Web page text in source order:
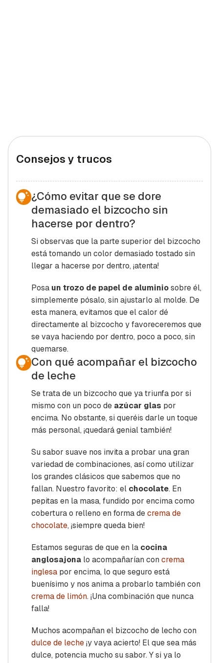
Consejos y trucos
¿Cómo evitar que se dore
demasiado el bizcocho sin
hacerse por dentro?
Si observas que la parte superior del bizcocho
está tomando un color demasiado tostado sin
llegar a hacerse por dentro, ¡atenta!
Posa un trozo de papel de aluminiosobre él,
simplemente pósalo, sin ajustarlo al molde. De
esta manera, evitamos que el calor dé
directamente al bizcocho y favoreceremos que
se vaya haciendo por dentro, poco a poco, sin
quemarse.
Con qué acompañar el bizcocho
de leche
Se trata de un bizcocho que ya triunfa por si
mismo con un poco de azúcar glas por
encima. No obstante, si queréis darle un toque
más personal, ¡quedará genial también!
Su sabor suave nos invita a probar una gran
variedad de combinaciones, así como utilizar
los grandes clásicos que sabemos que no
fallan. Nuestro favorito: el chocolate. En
pepitas en la masa, fundido por encima como
cobertura o relleno en forma decrema de
chocolate, ¡siempre queda bien!
Estamos seguras de que en la cocina
anglosajona lo acompañarían con crema
inglesa por encima, lo que seguro está
buenísimo y nos anima a probarlo también con
crema de limón. ¡Una combinación que nunca
falla!
Muchos acompañan el bizcocho de lecho con
dulce de leche¡y vaya acierto! El que sea más
dulce, potencia mucho su sabor. Y si ya lo